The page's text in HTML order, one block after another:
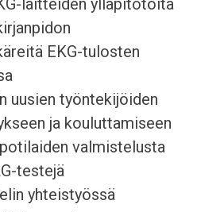
laitteiden ylläpitotöitä
EKG-tulosten
uusien työntekijöiden
ja kouluttamiseen
valmistelusta
testejä
yhteistyössä